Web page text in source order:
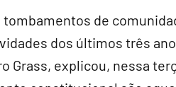
tombamentos de
dos últimos três
explicou, nessa